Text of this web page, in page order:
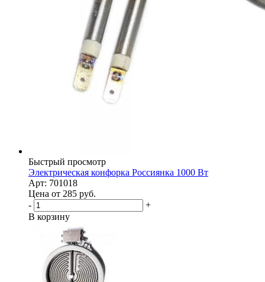
Быстрый просмотр
Электрическая конфорка Россиянка 1000 Вт
Арт: 701018
Цена от 285 руб.
-
+
В корзину